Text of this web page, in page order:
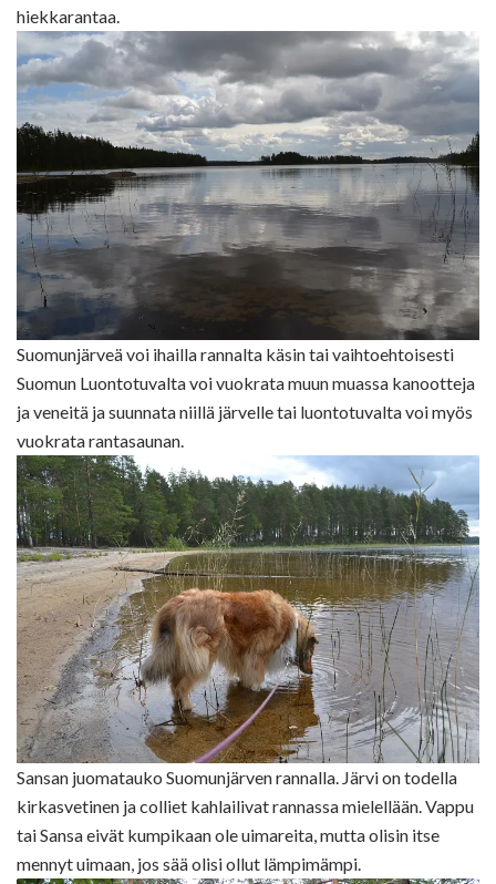
hiekkarantaa.
Suomunjärveä voi ihailla rannalta käsin tai vaihtoehtoisesti
Suomun Luontotuvalta voi vuokrata muun muassa kanootteja
ja veneitä ja suunnata niillä järvelle tai luontotuvalta voi myös
vuokrata rantasaunan.
Sansan juomatauko Suomunjärven rannalla. Järvi on todella
kirkasvetinen ja colliet kahlailivat rannassa mielellään. Vappu
tai Sansa eivät kumpikaan ole uimareita, mutta olisin itse
mennyt uimaan, jos sää olisi ollut lämpimämpi.